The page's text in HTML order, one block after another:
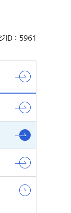
ID：5961